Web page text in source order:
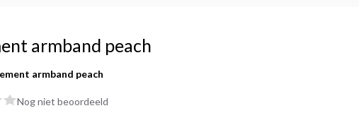
armband peach
armband peach
Nog niet beoordeeld